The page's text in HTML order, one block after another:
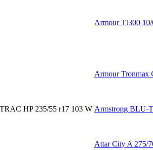
Armour TI300
Armour
Armstrong BLU-
Attar City A 275/